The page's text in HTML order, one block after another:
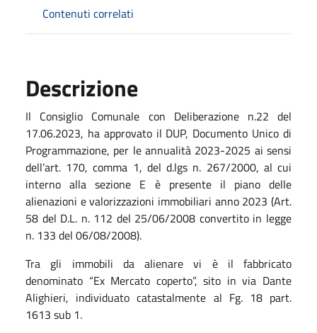
Contenuti correlati
Descrizione
Il Consiglio Comunale con Deliberazione n.22 del
17.06.2023, ha approvato il DUP, Documento Unico di
Programmazione, per le annualità 2023-2025 ai sensi
dell’art. 170, comma 1, del d.lgs n. 267/2000, al cui
interno alla sezione E è presente il piano delle
alienazioni e valorizzazioni immobiliari anno 2023 (Art.
58 del D.L. n. 112 del 25/06/2008 convertito in legge
n. 133 del 06/08/2008).
Tra gli immobili da alienare vi è il fabbricato
denominato “Ex Mercato coperto”, sito in via Dante
Alighieri, individuato catastalmente al Fg. 18 part.
1613 sub 1.